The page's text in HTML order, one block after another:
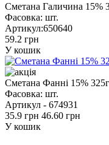
Сметана Галичина 15%
Фасовка: шт.
Артикул:650640
59.2 грн
У кошик
Сметана Фанні 15%
Фасовка: шт.
Артикул - 674931
35.9 грн 46.60 грн
У кошик